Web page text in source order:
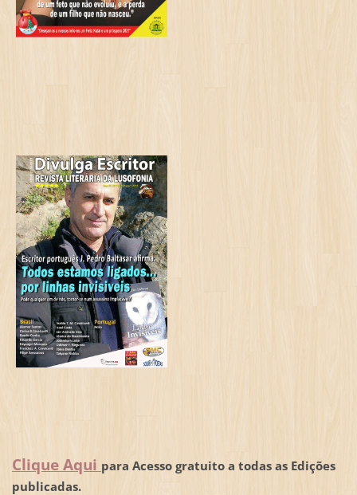
Clique Aqui para Acesso gratuito a todas as Edições
publicadas.